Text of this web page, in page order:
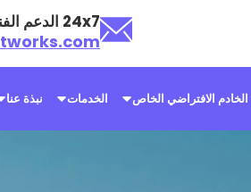
24x7 الدعم الفني
الخادم الافتراضي الخاص الخدمات نبذة عنا